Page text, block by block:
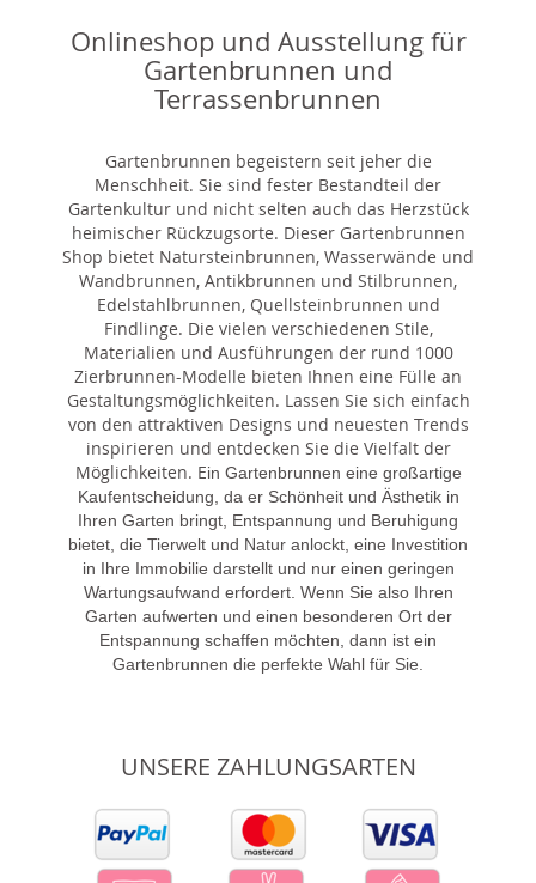
Onlineshop und Ausstellung für
Gartenbrunnen und
Terrassenbrunnen
Gartenbrunnen begeistern seit jeher die
Menschheit. Sie sind fester Bestandteil der
Gartenkultur und nicht selten auch das Herzstück
heimischer Rückzugsorte. Dieser Gartenbrunnen
Shop bietet Natursteinbrunnen, Wasserwände und
Wandbrunnen, Antikbrunnen und Stilbrunnen,
Edelstahlbrunnen, Quellsteinbrunnen und
Findlinge. Die vielen verschiedenen Stile,
Materialien und Ausführungen der rund 1000
Zierbrunnen-Modelle bieten Ihnen eine Fülle an
Gestaltungsmöglichkeiten. Lassen Sie sich einfach
von den attraktiven Designs und neuesten Trends
inspirieren und entdecken Sie die Vielfalt der
Möglichkeiten. Ein Gartenbrunnen eine großartige
Kaufentscheidung, da er Schönheit und Ästhetik in
Ihren Garten bringt, Entspannung und Beruhigung
bietet, die Tierwelt und Natur anlockt, eine Investition
in Ihre Immobilie darstellt und nur einen geringen
Wartungsaufwand erfordert. Wenn Sie also Ihren
Garten aufwerten und einen besonderen Ort der
Entspannung schaffen möchten, dann ist ein
Gartenbrunnen die perfekte Wahl für Sie.
UNSERE ZAHLUNGSARTEN